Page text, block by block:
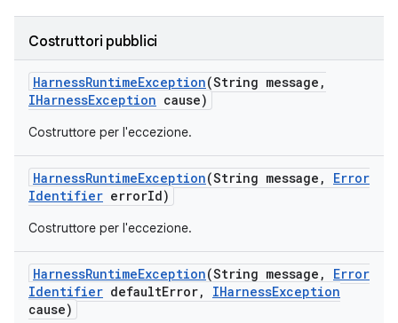
Costruttori pubblici
HarnessRuntimeException(String message ,
IHarnessException cause)
Costruttore per l'eccezione.
HarnessRuntimeException(String message ,
Error
Identifier errorId)
Costruttore per l'eccezione.
HarnessRuntimeException(String message ,
Error
Identifier defaultError, IHarnessException
cause)